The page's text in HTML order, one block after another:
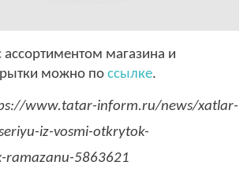
ассортиментом магазина и
можно по ссылке.
www.tatar-inform.ru/news/xatlar-
iz-vosmi-otkrytok-
ramazanu-5863621